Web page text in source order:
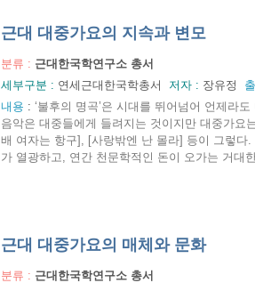
근대 대중가요의 지속과 변모
분류 : 근대한국학연구소 총서
세부구분 : 연세근대한국학총서 저자 : 장유정
내용 : ‘불후의 명곡’은 시대를 뛰어넘어 언제라
음악은 대중들에게 들려지는 것이지만 대중가요
배 여자는 항구], [사랑밖엔 난 몰라] 등이 그렇다
가 열광하고, 연간 천문학적인 돈이 오가는 거대
근대 대중가요의 매체와 문화
분류 : 근대한국학연구소 총서